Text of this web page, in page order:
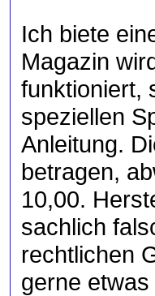
Ich biete
Magazin
funktioniert,
speziellen
Anleitung.
betragen,
10,00.
sachlich
rechtlichen
gerne